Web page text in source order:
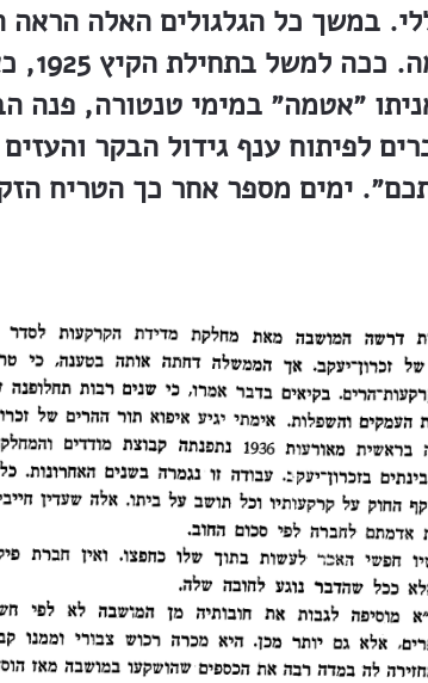
במשך כל הגלגולים האלה הראה
״אטמה״ במימי טנטורה, פנה
לפיתוח ענף גידול הבקר
ימים מספר אחר כך הטריח